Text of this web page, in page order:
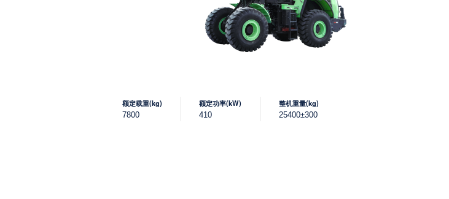
额定载重(kg)
7800
额定功率(kW)
410
整机重量(kg)
25400±300